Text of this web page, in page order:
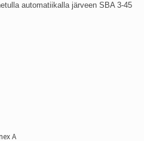
automatiikalla järveen SBA 3-45
A